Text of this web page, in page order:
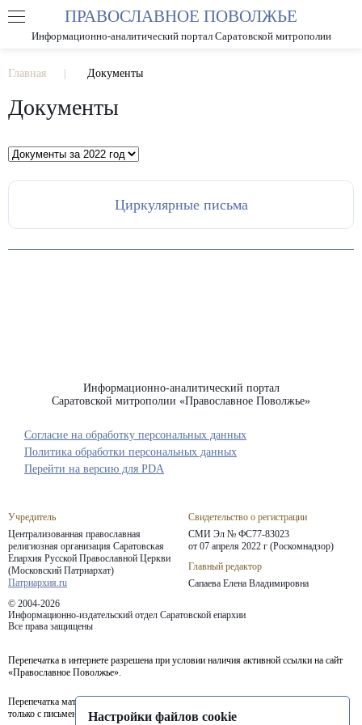
РАЗМЕР ШРИФТА А А
ПРАВОСЛАВНОЕ ПОВОЛЖЬЕ
Информационно-аналитический портал Саратовской митрополии
Главная Документы
Документы
Циркулярные письма
Информационно-аналитический портал
Саратовской митрополии «Православное Поволжье»
Учредитель
Централизованная православная
религиозная организация Саратовская
Епархия Русской Православной Церкви
(Московский Патриархат)
Патриархия.ru
Свидетельство о регистрации
СМИ Эл № ФС77-83023
от 07 апреля 2022 г (Роскомнадзор)
Главный редактор
Сапаева Елена Владимировна
© 2004-2026
Информационно-издательский отдел Саратовской епархии
Все права защищены
Согласие на обработку персональных данных
Политика обработки персональных данных
Перепечатка в интернете разрешена при условии наличия активной ссылки на сайт
«Православное Поволжье».
Перепечатка материалов портала в печатных изданиях (книгах, прессе) возможна
только с письменного разрешения редакции.
Перейти на версию для PDA
Настройки файлов cookie